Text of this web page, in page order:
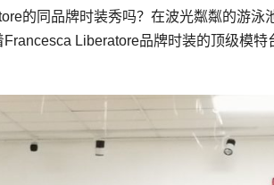
的同品牌时装秀吗？在波光粼粼的游泳
Liberatore品牌时装的顶级模特